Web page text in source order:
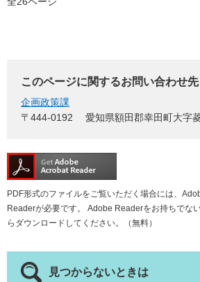
このページに関するお問い合わせ先
企画政策課
〒444-0192
愛知県額田郡幸田町大字
PDF形式のファイルをご覧いただく場合には、
Readerが必要です。
Adobe Readerをお持ちでな
らダウンロードしてください。（無料）
見つからないときは